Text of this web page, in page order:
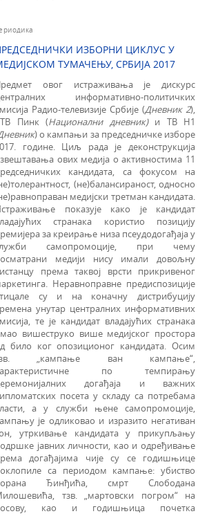
ИЗБОРНИ ЦИКЛУС У
ТУМАЧЕЊУ, СРБИЈА 2017
овог истраживања је дискурс
информативно-политичких
Радио-телевизије Србије (Дневник 2),
Пинк (Национални дневник)и ТВ Н1
) о кампањи за председничке изборе
године. Циљ рада је деконструкција
ових медија о активностима 11
кандидата, са фокусом на
(не)балансираност, односно
медијски третман кандидата.
показује како је кандидат
странака користио позицију
за креирање низа псеудодогађаја у
самопромоције, при чему
медији нису имали довољну
према таквој врсти прикривеног
Неравноправне предиспозиције
су и на коначну дистрибуцију
унутар централних информативних
те је кандидат владајућих странака
вишеструко више медијског простора
било ког опозиционог кандидата. Осим
„кампање ван кампање“,
по темпирању
догађаја и важних
посета у складу са потребама
а у служби њене самопромоције,
је одликовао и изразито негативан
утркивање кандидата у прикупљању
јавних личности, као и одређивање
догађајима чије су се годишњице
са периодом кампање: убиство
Ђинђића, смрт Слободана
тзв. „мартовски погром“ на
као и годишњица почетка